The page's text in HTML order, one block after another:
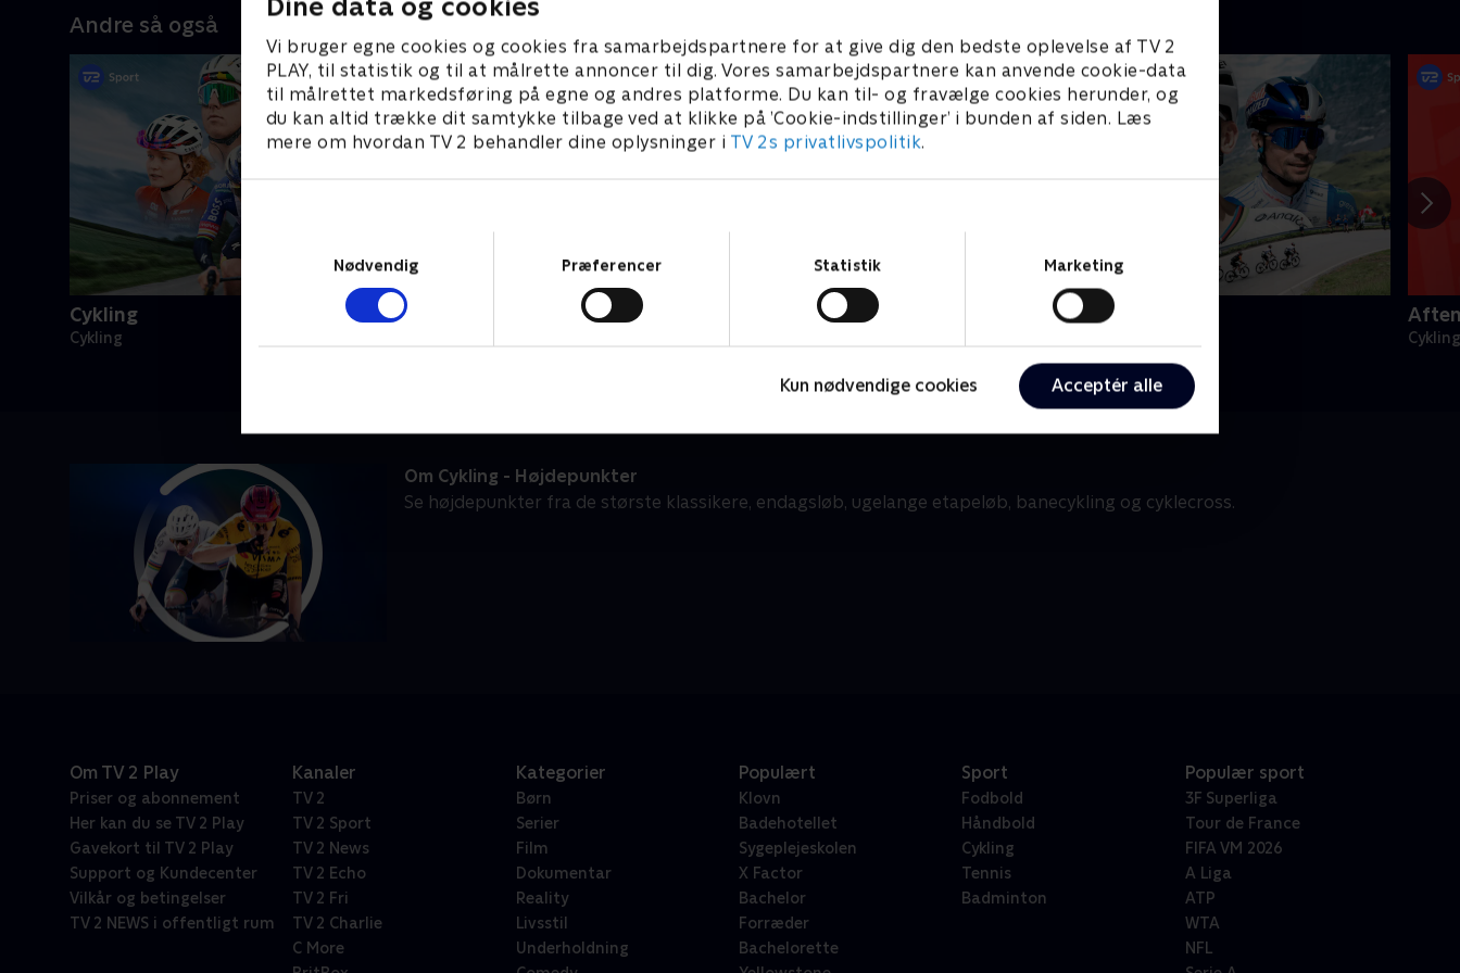
Vi bruger egne cookies og cookies fra samarbejdspartnere for at give dig den bedste oplevelse af TV 2
PLAY, til statistik og til at målrette annoncer til dig. Vores samarbejdspartnere kan anvende cookie-data
til målrettet markedsføring på egne og andres platforme. Du kan til- og fravælge cookies herunder, og
du kan altid trække dit samtykke tilbage ved at klikke på ’Cookie-indstillinger’ i bunden af siden. Læs
mere om hvordan TV 2 behandler dine oplysninger i TV 2s privatlivspolitik.
Nødvendig
Præferencer Statistik Marketing
Kun nødvendige cookies Acceptér alle
Andre så også
Cykling
Cykling
Catalonien Rundt Romandiet Rundt
Cykling
Om Cykling - Højdepunkter
Se højdepunkter fra de største klassikere, endagsløb, ugelange etapeløb, banecykling og cyklecross.
Om TV 2 Play
Priser og abonnement
Her kan du se TV 2 Play
Gavekort til TV 2 Play
Support og Kundecenter
Vilkår og betingelser
TV 2 NEWS i offentligt rum
Kanaler
TV 2
TV 2 Sport
TV 2 News
TV 2 Echo
TV 2 Fri
TV 2 Charlie
C More
Kategorier
Børn
Serier
Film
Dokumentar
Reality
Livsstil
Underholdning
Populært
Klovn
Badehotellet
Sygeplejeskolen
X Factor
Bachelor
Forræder
Bachelorette
Sport
Fodbold
Håndbold
Cykling
Tennis
Badminton
Populær sport
3F Superliga
Tour de France
FIFA VM 2026
A Liga
ATP
WTA
NFL